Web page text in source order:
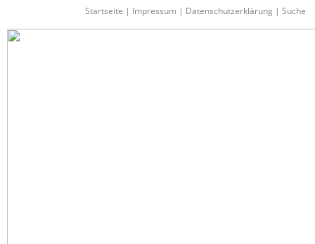
Startseite | Impressum | Datenschutzerklärung | Suche